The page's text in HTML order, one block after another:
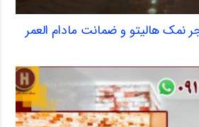
نمک هالیتو و ضمانت مادام العمر